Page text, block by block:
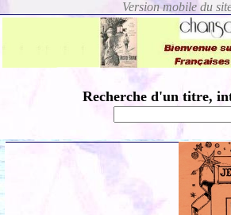
Recherche d'un titre,